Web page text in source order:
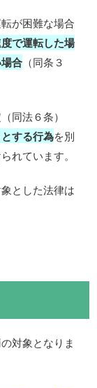
が困難な場合
で運転した場
合 （同条３
同法６条）
する行為を別
れています。
とした法律は
対象となりま